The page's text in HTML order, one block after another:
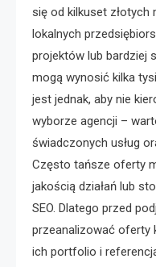
się od kilkuset złotych
lokalnych
projektów lub bardziej
mogą wynosić kilka
jest jednak, aby nie
wyborze agencji –
świadczonych usług
Często tańsze oferty
jakością działań lub
SEO. Dlatego przed
przeanalizować oferty
ich portfolio i